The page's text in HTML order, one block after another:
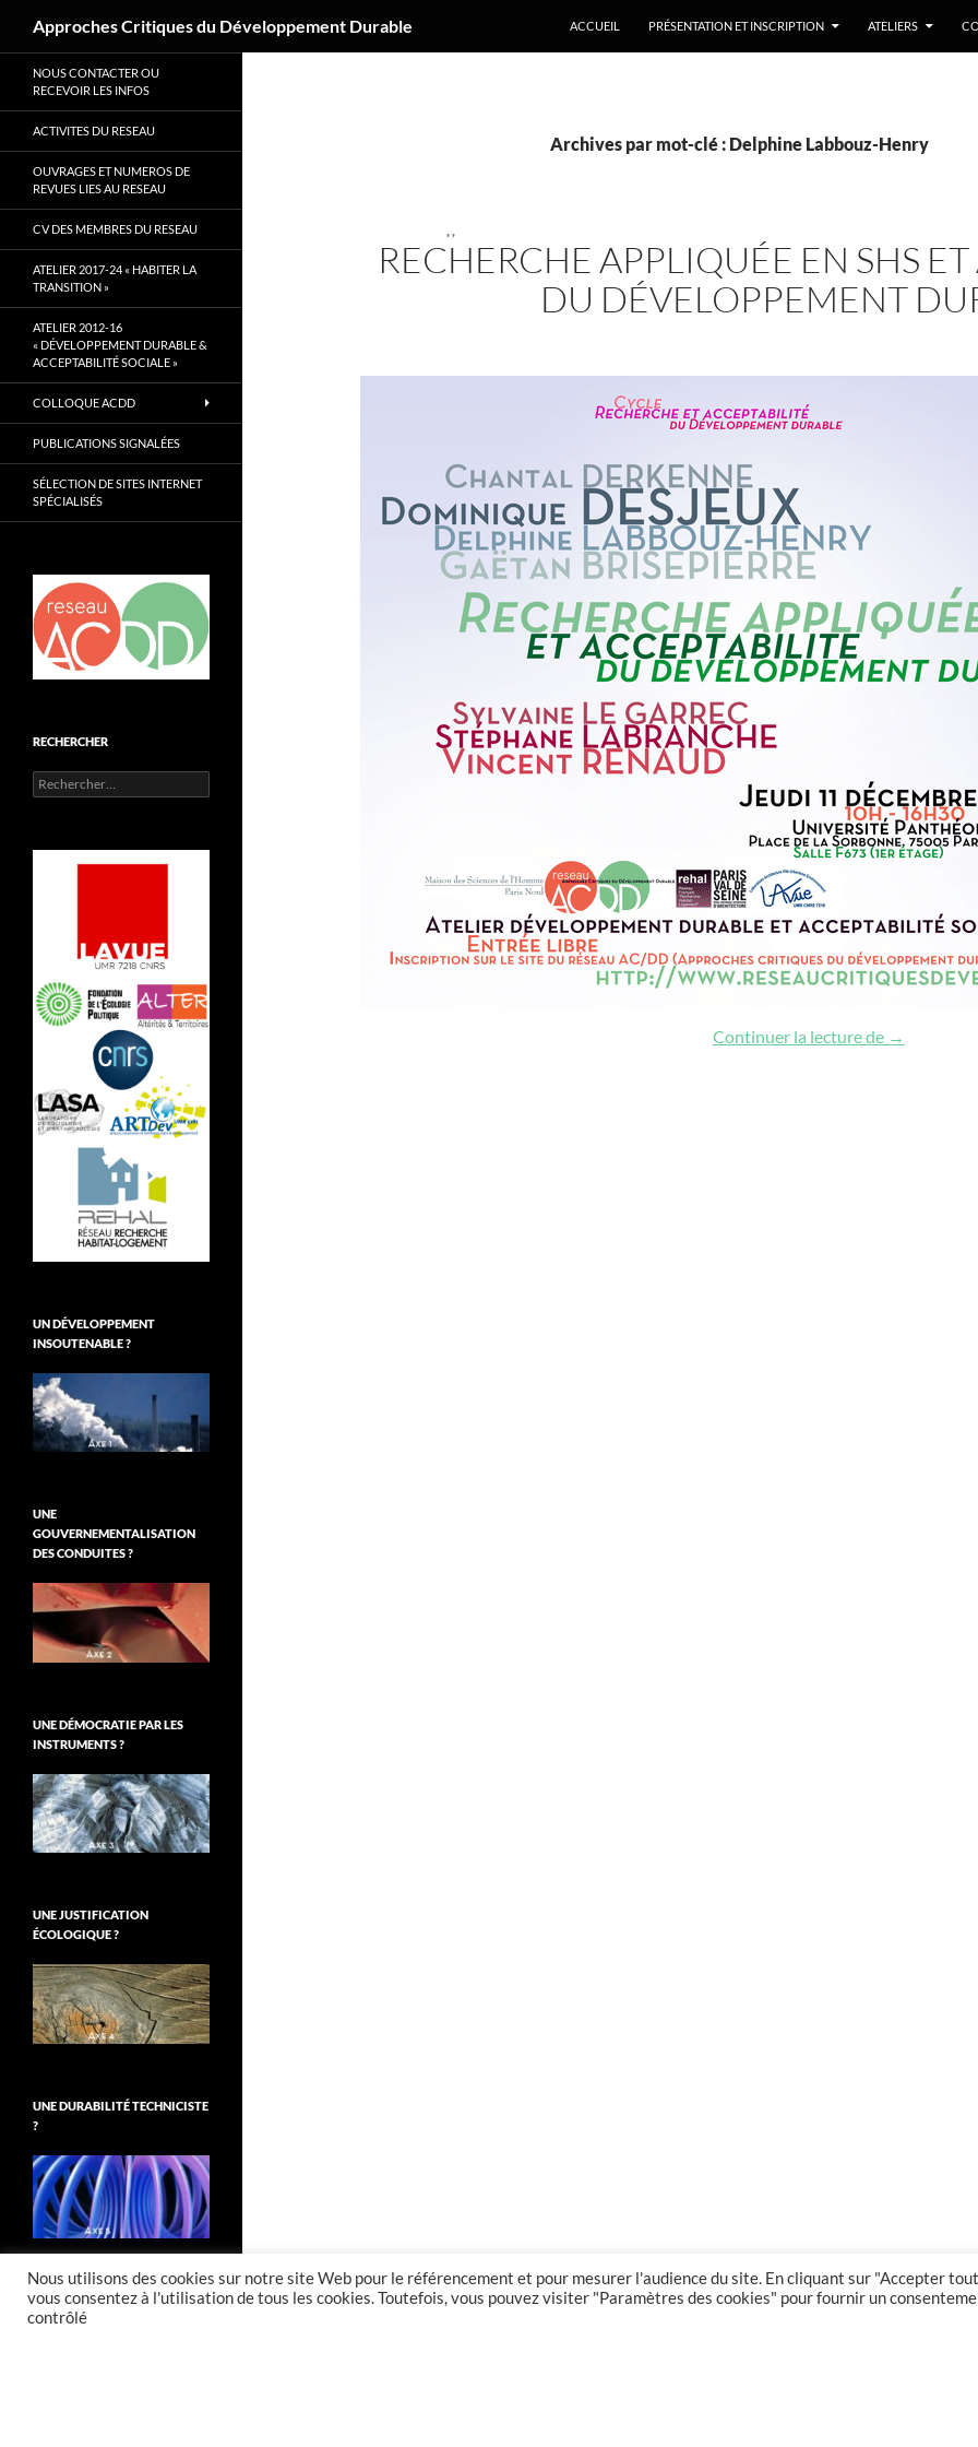
Aller
contenu
Approches Critiques du Développement Durable ACCUEIL PRÉSENTATION ET INSCRIPTION ATELIERS
Archives par mot-clé : Delphine Labbouz-Henry
,,
RECHERCHE APPLIQUÉE EN SHS
DU DÉVELOPPEMENT
Continuer la lecture de Recherche
→
NOUS CONTACTER OU
RECEVOIR LES INFOS
ACTIVITES DU RESEAU
OUVRAGES ET NUMEROS DE
REVUES LIES AU RESEAU
CV DES MEMBRES DU RESEAU
ATELIER 2017-24 « HABITER LA
TRANSITION »
ATELIER 2012-16
« DÉVELOPPEMENT DURABLE &
ACCEPTABILITÉ SOCIALE »
COLLOQUE ACDD
PUBLICATIONS SIGNALÉES
SÉLECTION DE SITES INTERNET
SPÉCIALISÉS
RECHERCHER
Rechercher :
UN DÉVELOPPEMENT
INSOUTENABLE ?
UNE
GOUVERNEMENTALISATION
DES CONDUITES ?
UNE DÉMOCRATIE PAR LES
INSTRUMENTS ?
UNE JUSTIFICATION
ÉCOLOGIQUE ?
UNE DURABILITÉ TECHNICISTE
?
Nous utilisons des cookies sur notre site Web pour le référencement et pour mesurer l'audience du site. En cliquant sur "Accepter
vous consentez à l'utilisation de tous les cookies. Toutefois, vous pouvez visiter "Paramètres des cookies" pour fournir un
contrôlé